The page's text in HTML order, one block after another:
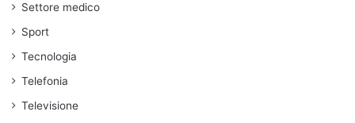
Settore medico
Sport
Tecnologia
Telefonia
Televisione